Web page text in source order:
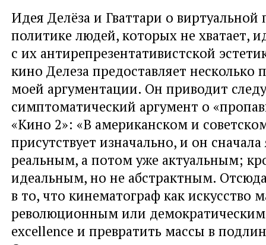
Идея Делёза и Гваттари о виртуальной
политике людей, которых не хватает,
с их антирепрезентативистской
кино Делеза предоставляет несколько
моей аргументации. Он приводит
симптоматический аргумент о
«Кино 2»: «В американском и
присутствует изначально, и он сначала
реальным, а потом уже актуальным;
идеальным, но не абстрактным. Отсюда
в то, что кинематограф как искусство
революционным или демократическим
excellence и превратить массы в